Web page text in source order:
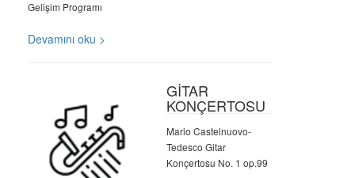
Gelişim Programı
Devamını oku >
GİTAR
KONÇERTOSU
Mario Castelnuovo-
Tedesco Gitar
Konçertosu No. 1 op.99